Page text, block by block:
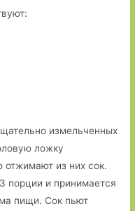
измельченных
ложку
отжимают из них сок.
порции и принимается
пищи. Сок пьют